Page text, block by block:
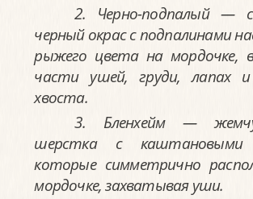
2. Черно-подпалый —
черный окрас с подпалинами
рыжего цвета на мордочке,
части ушей, груди, лапах
хвоста.
3. Бленхейм —
шерстка с каштановыми
которые симметрично
мордочке, захватывая уши.